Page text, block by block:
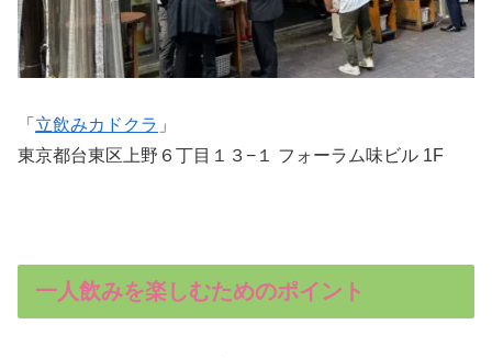
「 立飲みカドクラ 」
東京都台東区上野６丁目１３−１ フォーラム味ビル 1F
一人飲みを楽しむためのポイント